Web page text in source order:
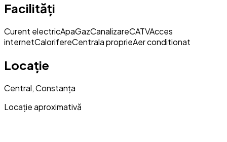
Facilități
Curent electricApaGazCanalizareCATVAcces
internetCalorifereCentrala proprieAer conditionat
Locație
Central, Constanța
Locație aproximativă